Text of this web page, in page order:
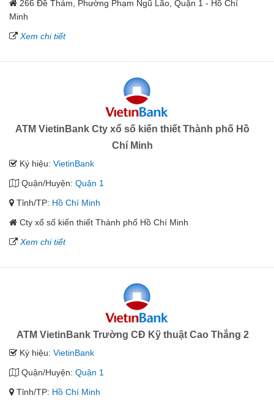
266 Đề Thám, Phường Phạm Ngũ Lão, Quận 1 - Hồ Chí
Minh
Xem chi tiết
ATM VietinBank Cty xổ số kiến thiết Thành phố Hồ
Chí Minh
Ký hiệu: VietinBank
Quận/Huyện: Quận 1
Tỉnh/TP: Hồ Chí Minh
Cty xổ số kiến thiết Thành phố Hồ Chí Minh
Xem chi tiết
ATM VietinBank Trường CĐ Kỹ thuật Cao Thắng 2
Ký hiệu: VietinBank
Quận/Huyện: Quận 1
Tỉnh/TP: Hồ Chí Minh